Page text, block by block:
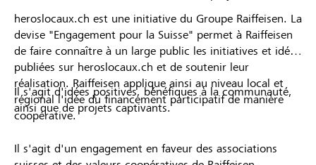
heroslocaux.ch est une initiative du Groupe Raiffeisen. La
devise "Engagement pour la Suisse" permet à Raiffeisen
de faire connaître à un large public les initiatives et idées
publiées sur heroslocaux.ch et de soutenir leur
réalisation. Raiffeisen applique ainsi au niveau local et
régional l'idée du financement participatif de manière
coopérative.
Il s'agit d'idées positives, bénéfiques à la communauté,
ainsi que de projets captivants.
Il s'agit d'un engagement en faveur des associations